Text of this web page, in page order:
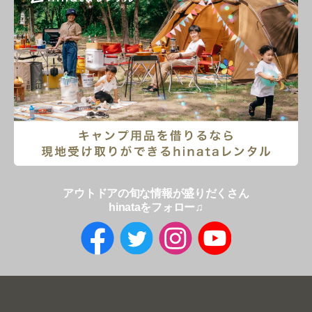
アウトドアの旬な情報が盛りだくさん
hinataをフォロー♫